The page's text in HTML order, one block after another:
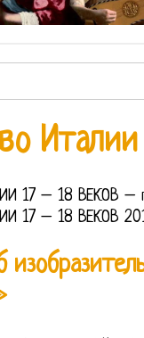
17 – 18 ВЕКОВ –
17 – 18 ВЕКОВ